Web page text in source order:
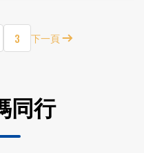
3 下一頁
同行